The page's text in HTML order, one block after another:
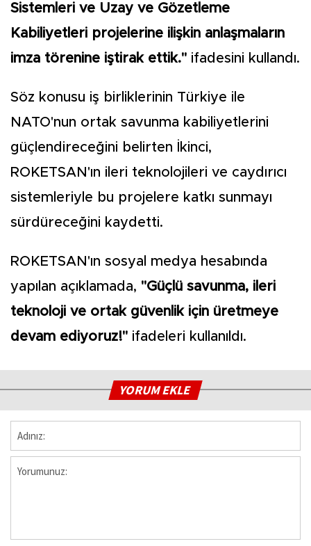
Sistemleri ve Uzay ve Gözetleme
Kabiliyetleri projelerine ilişkin anlaşmaların
imza törenine iştirak ettik." ifadesini kullandı.
Söz konusu iş birliklerinin Türkiye ile
NATO'nun ortak savunma kabiliyetlerini
güçlendireceğini belirten İkinci,
ROKETSAN'ın ileri teknolojileri ve caydırıcı
sistemleriyle bu projelere katkı sunmayı
sürdüreceğini kaydetti.
ROKETSAN'ın sosyal medya hesabında
yapılan açıklamada, "Güçlü savunma, ileri
teknoloji ve ortak güvenlik için üretmeye
devam ediyoruz!" ifadeleri kullanıldı.
YORUM EKLE